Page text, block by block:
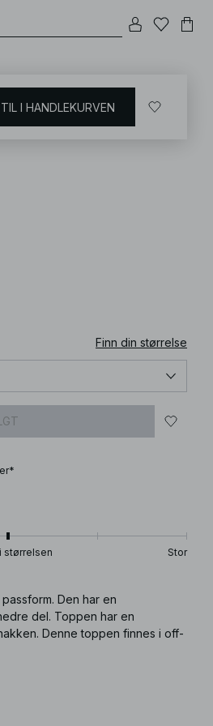
Finn din størrelse
størrelsen Stor
Den har en
del. Toppen har en
Denne toppen finnes i off-
I HANDLEKURVEN